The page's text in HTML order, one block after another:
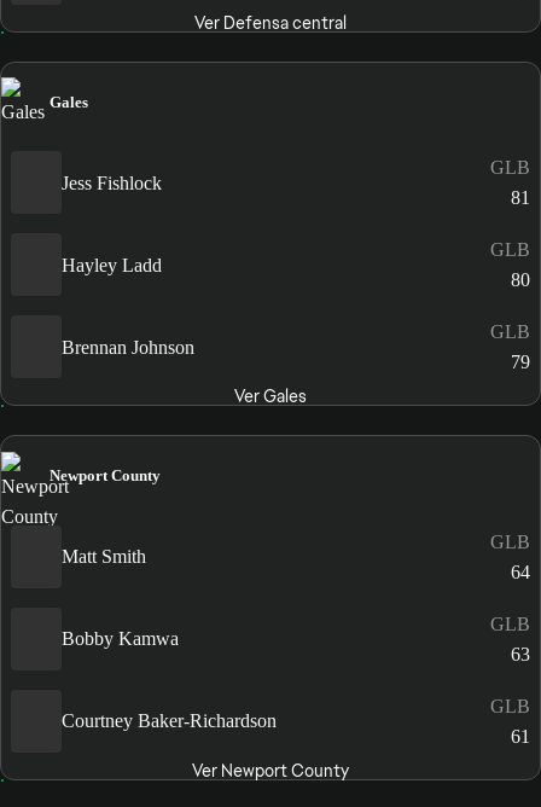
Ver Defensa central
Gales
Jess Fishlock
GLB
81
Hayley Ladd
GLB
80
Brennan Johnson
GLB
79
Ver Gales
Newport County
Matt Smith
GLB
64
Bobby Kamwa
GLB
63
Courtney Baker-Richardson
GLB
61
Ver Newport County